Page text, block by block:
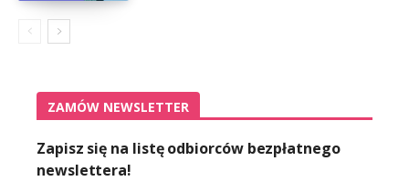
ZAMÓW NEWSLETTER
Zapisz się na listę odbiorców bezpłatnego
newslettera!